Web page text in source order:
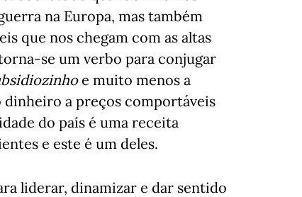
na Europa, mas também
que nos chegam com as altas
se um verbo para conjugar
e muito menos a
dinheiro a preços comportáveis
do país é uma receita
e este é um deles.
liderar, dinamizar e dar sentido